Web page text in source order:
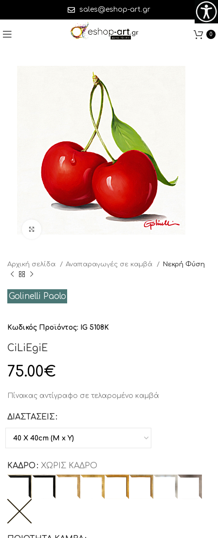
sales@eshop-art.gr
0
Αρχική σελίδα Αναπαραγωγές σε καμβά Νεκρή Φύση
Golinelli Paolo
Κωδικός Προϊόντος: IG 5108K
CiLiEgiE
75.00€
Πίνακας αντίγραφο σε τελαρομένο καμβά
ΔΙΑΣΤΑΣΕΙΣ
ΚΑΔΡΟ ΧΩΡΙΣ ΚΑΔΡΟ